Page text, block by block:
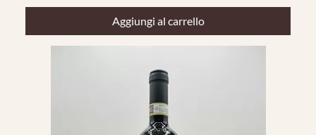
Aggiungi al carrello